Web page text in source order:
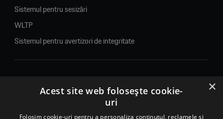
Sistemul pentru sesizări
WLTP
Sistemul pentru avertizori de integritate
© 2026. Porsche Inter Auto Romania. Toate drepturile rezervate.
Porsche Inter Auto Romania SRL
×
Acest site web folosește cookie-
uri
Folosim cookie-uri pentru a personaliza conținutul, reclamele și